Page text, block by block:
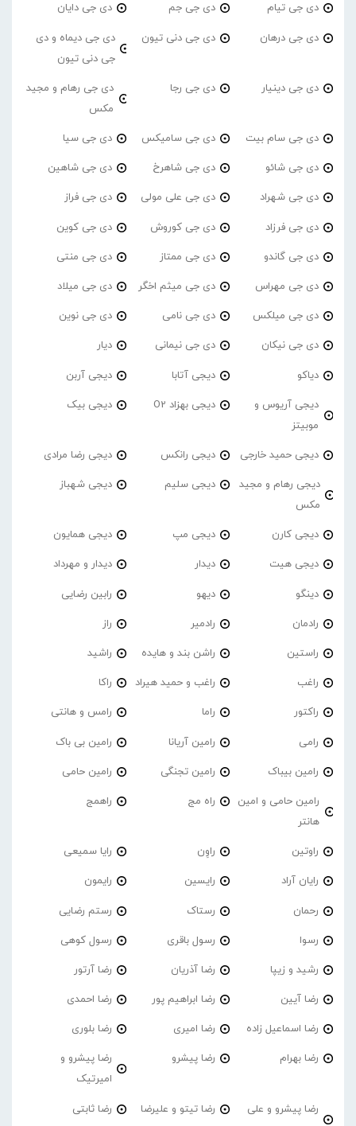
دی جی تیام دی جی جم دی جی دایان
دی جی درهان دی جی دنی تیون
دی جی دیماه و دی
جی دنی تیون
دی جی دینیار دی جی رجا
دی جی رهام و مجید
مکس
دی جی سام بیت دی جی سامیکس دی جی سیا
دی جی شائو دی جی شاهرخ دی جی شاهین
دی جی شهراد دی جی علی مولی دی جی فراز
دی جی فرزاد دی جی کوروش دی جی کوین
دی جی گاندو دی جی ممتاز دی جی منتی
دی جی مهراس دی جی میثم اخگر دی جی میلاد
دی جی میلکس دی جی نامی دی جی نوین
دی جی نیکان دی جی نیمانی دیار
دیاکو دیجی آتابا دیجی آربن
دیجی آریوس و
موبیتز
دیجی بهزاد O2 دیجی بیک
دیجی حمید خارجی دیجی رانکس دیجی رضا مرادی
دیجی رهام و مجید
مکس
دیجی سلیم دیجی شهباز
دیجی کارن دیجی مپ دیجی همایون
دیجی هیت دیدار دیدار و مهرداد
دینگو دیهو رابین رضایی
رادمان رادمیر راز
راستین راشن بند و هایده راشید
راغب راغب و حمید هیراد راکا
راکتور راما رامس و هانتی
رامی رامین آریانا رامین بی باک
رامین بیباک رامین تجنگی رامین حامی
رامین حامی و امین
هانتر
راه مج راهمج
راوتین راوِن رایا سمیعی
رایان آراد رایسین رایمون
رحمان رستاک رستم رضایی
رسوا رسول باقری رسول کوهی
رشید و زیپا رضا آذریان رضا آرتور
رضا آیین رضا ابراهیم پور رضا احمدی
رضا اسماعیل زاده رضا امیری رضا بلوری
رضا بهرام رضا پیشرو
رضا پیشرو و
امیرتیک
رضا پیشرو و علی
رضا تیتو و علیرضا رضا ثابتی